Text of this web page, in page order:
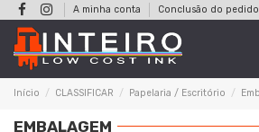
A minha conta Conclusão do pedido
Início CLASSIFICAR Papelaria / Escritório
EMBALAGEM